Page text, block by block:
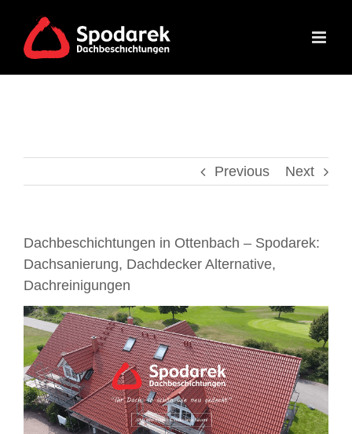
content
Previous Next
Dachbeschichtungen in Ottenbach – Spodarek:
Dachsanierung, Dachdecker Alternative,
Dachreinigungen